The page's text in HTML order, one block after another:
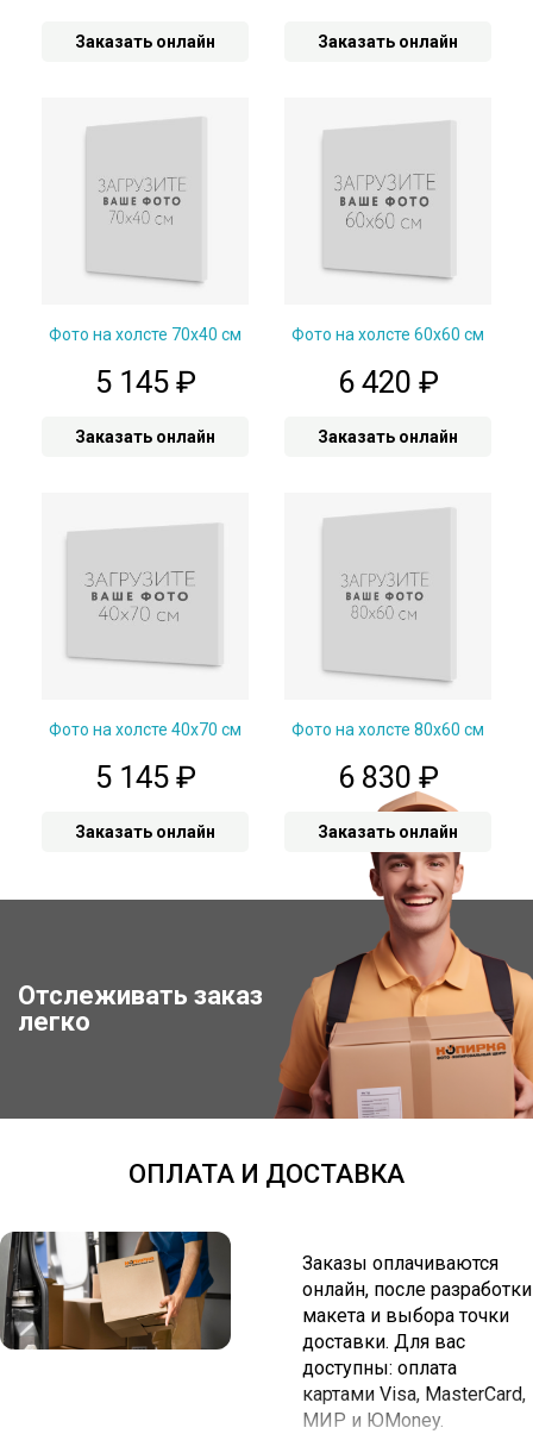
Заказать онлайн Заказать онлайн
Фото на холсте 70х40 см
5 145 ₽
Заказать онлайн
Фото на холсте 60х60 см
6 420 ₽
Заказать онлайн
Фото на холсте 40х70 см
5 145 ₽
Заказать онлайн
Фото на холсте 80х60 см
6 830 ₽
Заказать онлайн
Отслеживать заказ
легко
Отследить заказ
ОПЛАТА И ДОСТАВКА
Заказы оплачиваются
онлайн, после разработки
макета и выбора точки
доставки. Для вас
доступны: оплата
картами Visa, MasterCard,
МИР и ЮMoney.